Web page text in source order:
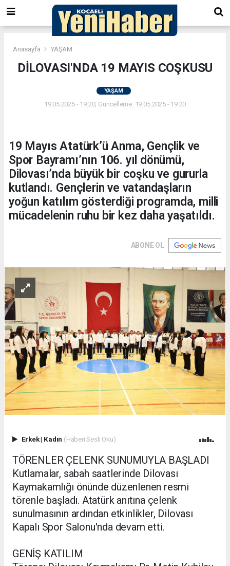
Anasayfa YAŞAM
DİLOVASI'NDA 19 MAYIS COŞKUSU
YAŞAM
19.05.2025 - 19:20, Güncelleme: 19.05.2025 - 19:20
19 Mayıs Atatürk’ü Anma, Gençlik ve
Spor Bayramı’nın 106. yıl dönümü,
Dilovası’nda büyük bir coşku ve gururla
kutlandı. Gençlerin ve vatandaşların
yoğun katılım gösterdiği programda, milli
mücadelenin ruhu bir kez daha yaşatıldı.
ABONE OL
Erkek| Kadın (Haberi Sesli Oku)
TÖRENLER ÇELENK SUNUMUYLA BAŞLADI
Kutlamalar, sabah saatlerinde Dilovası
Kaymakamlığı önünde düzenlenen resmi
törenle başladı. Atatürk anıtına çelenk
sunulmasının ardından etkinlikler, Dilovası
Kapalı Spor Salonu'nda devam etti.
GENİŞ KATILIM